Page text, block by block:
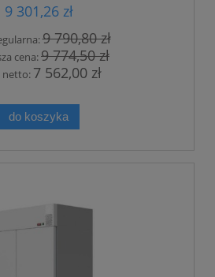
9 301,26 zł
9 790,80 zł
cena:9 774,50 zł
netto: 7 562,00 zł
do koszyka